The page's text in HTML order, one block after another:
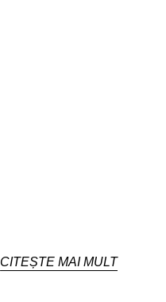
CITEȘTE MAI MULT